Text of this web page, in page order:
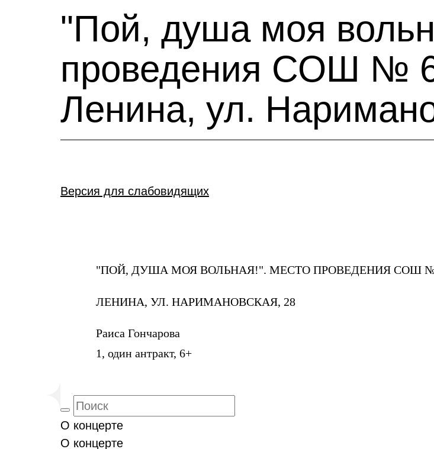
"Пой, душа моя
проведения СОШ №
Ленина, ул.
Версия для слабовидящих
"ПОЙ, ДУША МОЯ ВОЛЬНАЯ!". МЕСТО ПРОВЕДЕНИЯ СОШ №
ЛЕНИНА, УЛ. НАРИМАНОВСКАЯ, 28
Раиса Гончарова
1, один антракт, 6+
О концерте
О концерте